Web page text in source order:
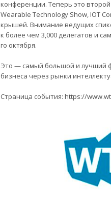
конференции. Теперь это
Wearable Technology Show, IOT
крышей. Внимание ведущих
к более чем 3,000 делегатов и
го октября.
Это — самый большой и лучший
бизнеса через рынки
Страница события: https://